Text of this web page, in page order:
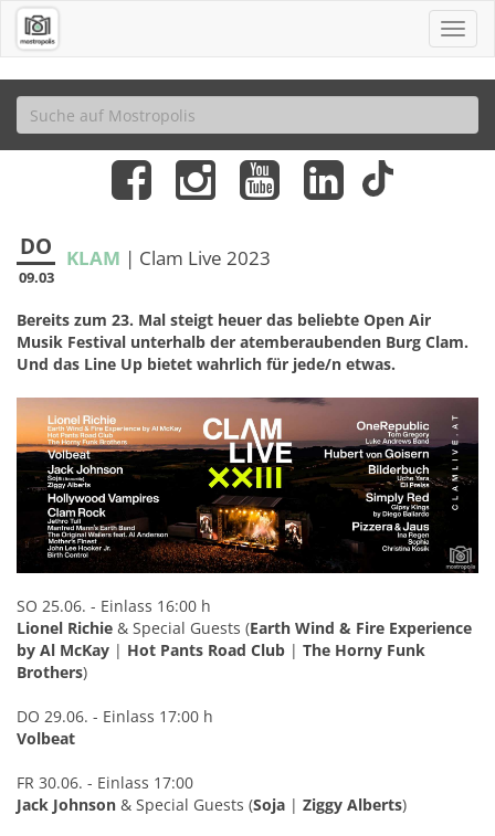
DO
09.03
KLAM | Clam Live 2023
Bereits zum 23. Mal steigt heuer das beliebte Open Air
Musik Festival unterhalb der atemberaubenden Burg Clam.
Und das Line Up bietet wahrlich für jede/n etwas.
SO 25.06. - Einlass 16:00 h
Lionel Richie & Special Guests (Earth Wind & Fire Experience
by Al McKay | Hot Pants Road Club | The Horny Funk
Brothers)
DO 29.06. - Einlass 17:00 h
Volbeat
FR 30.06. - Einlass 17:00
Jack Johnson & Special Guests (Soja | Ziggy Alberts)